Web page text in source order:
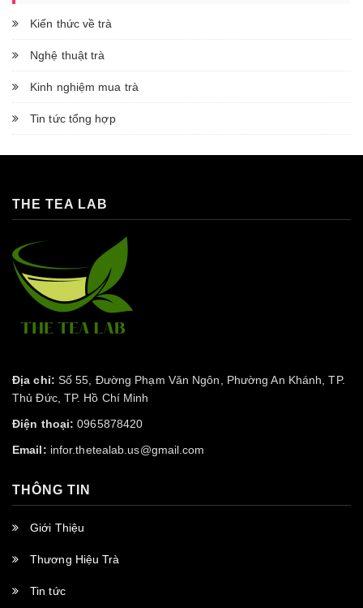
Kiến thức về trà
Nghệ thuật trà
Kinh nghiệm mua trà
Tin tức tổng hợp
THE TEA LAB
Địa chỉ: Số 55, Đường Phạm Văn Ngôn, Phường An Khánh, TP.
Thủ Đức, TP. Hồ Chí Minh
Điện thoại: 0965878420
Email: infor.thetealab.us@gmail.com
THÔNG TIN
Giới Thiệu
Thương Hiệu Trà
Tin tức